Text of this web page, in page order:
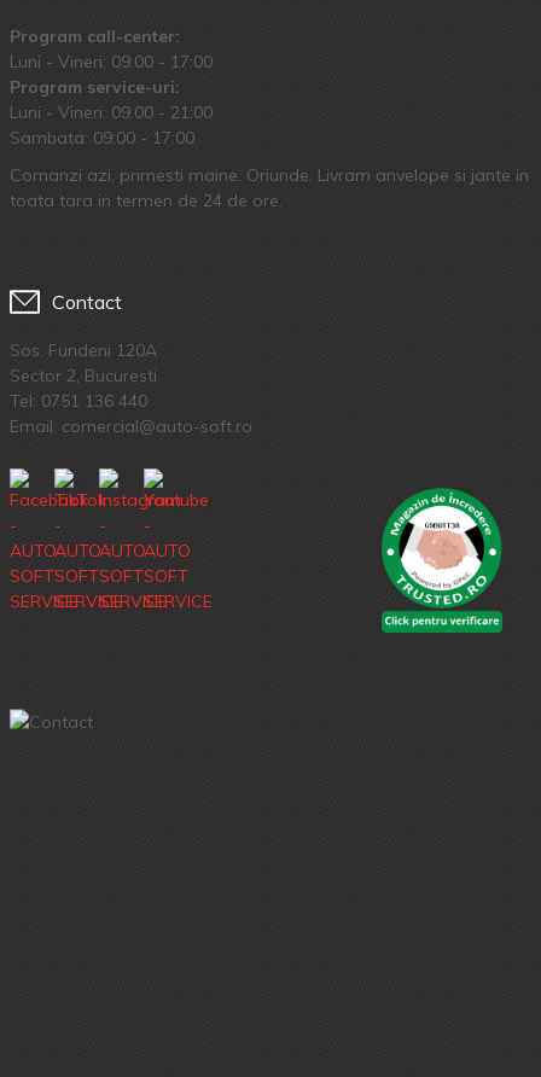
Program call-center:
Luni - Vineri: 09:00 - 17:00
Program service-uri:
Luni - Vineri: 09.00 - 21:00
Sambata: 09:00 - 17:00
Comanzi azi, primesti maine. Oriunde. Livram anvelope si jante in
toata tara in termen de 24 de ore.
Contact
Sos. Fundeni 120A
Sector 2, Bucuresti
Tel: 0751 136 440
Email: comercial@auto-soft.ro